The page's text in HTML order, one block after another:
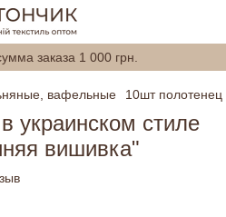
заказа 1 000 грн.
вафельные 10шт
украинском стиле
вишивка"